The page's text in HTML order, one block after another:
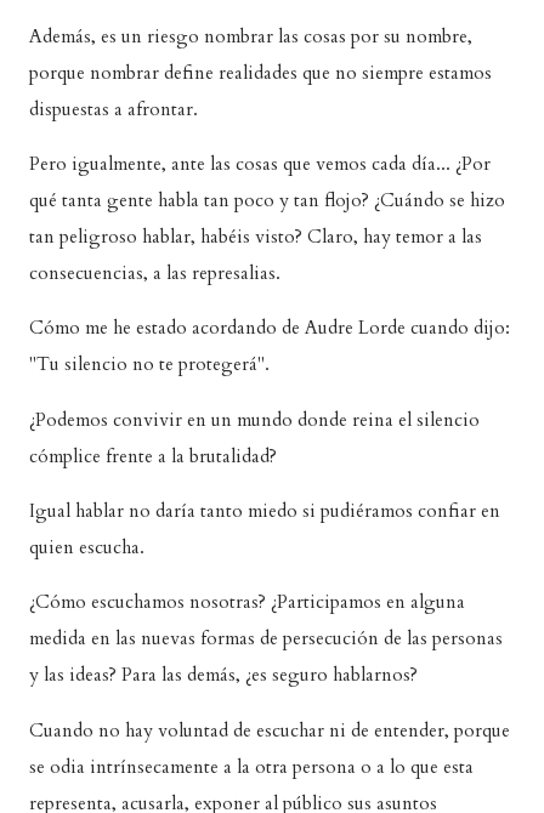
Además, es un riesgo nombrar las cosas por su nombre,
porque nombrar define realidades que no siempre estamos
dispuestas a afrontar.
Pero igualmente, ante las cosas que vemos cada día... ¿Por
qué tanta gente habla tan poco y tan flojo? ¿Cuándo se hizo
tan peligroso hablar, habéis visto? Claro, hay temor a las
consecuencias, a las represalias.
Cómo me he estado acordando de Audre Lorde cuando dijo:
"Tu silencio no te protegerá".
¿Podemos convivir en un mundo donde reina el silencio
cómplice frente a la brutalidad?
Igual hablar no daría tanto miedo si pudiéramos confiar en
quien escucha.
¿Cómo escuchamos nosotras? ¿Participamos en alguna
medida en las nuevas formas de persecución de las personas
y las ideas? Para las demás, ¿es seguro hablarnos?
Cuando no hay voluntad de escuchar ni de entender, porque
se odia intrínsecamente a la otra persona o a lo que esta
representa, acusarla, exponer al público sus asuntos